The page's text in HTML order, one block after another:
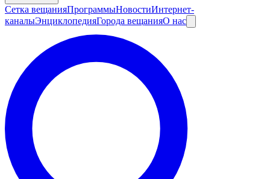
Сетка вещанияПрограммыНовостиИнтернет-
каналыЭнциклопедияГорода вещанияО нас